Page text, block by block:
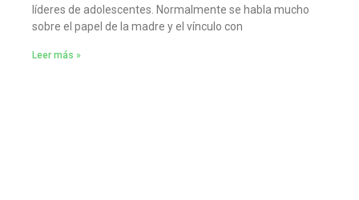
líderes de adolescentes. Normalmente se habla mucho
sobre el papel de la madre y el vínculo con
Leer más »